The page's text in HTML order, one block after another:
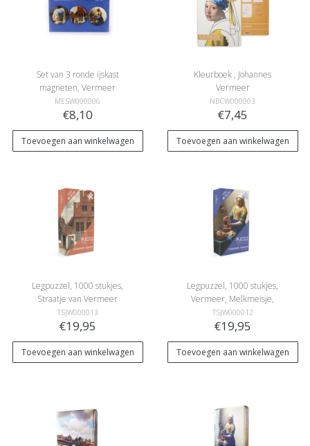
Set van 3 ronde ijskast
magneten, Vermeer
MESW000006
€8,10
Toevoegen aan winkelwagen
Kleurboek , Johannes
Vermeer
NBCW000003
€7,45
Toevoegen aan winkelwagen
Legpuzzel, 1000 stukjes,
Straatje van Vermeer
TSJW000013
€19,95
Toevoegen aan winkelwagen
Legpuzzel, 1000 stukjes,
Vermeer, Melkmeisje,
Rijksmuseum
TSJW000012
€19,95
Toevoegen aan winkelwagen